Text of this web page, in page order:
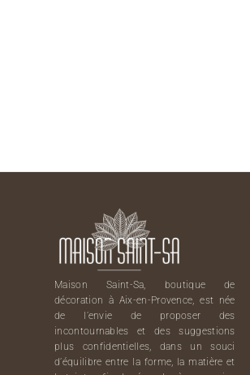
Maison Saint-Sa, boutique de
décoration à Aix-en-Provence, est née
de l’envie de proposer des
incontournables et des suggestions
plus confidentielles, dans un souci
d’équilibre entre la forme, la matière et